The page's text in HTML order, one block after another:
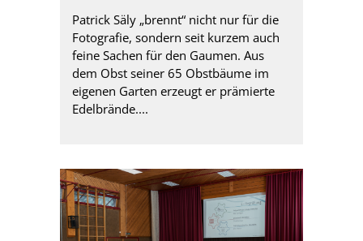
Patrick Säly „brennt“ nicht nur für die
Fotografie, sondern seit kurzem auch
feine Sachen für den Gaumen. Aus
dem Obst seiner 65 Obstbäume im
eigenen Garten erzeugt er prämierte
Edelbrände....